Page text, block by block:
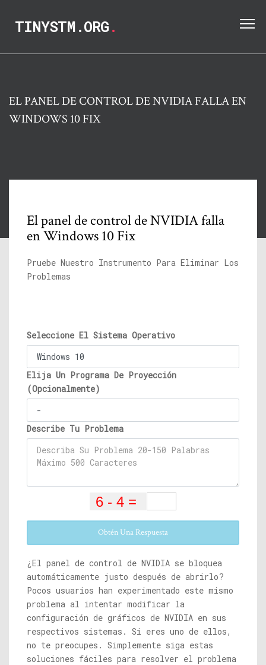
TINYSTM.ORG.
EL PANEL DE CONTROL DE NVIDIA FALLA EN
WINDOWS 10 FIX
El panel de control de NVIDIA falla
en Windows 10 Fix
Pruebe Nuestro Instrumento Para Eliminar Los
Problemas
Seleccione El Sistema Operativo
Elija Un Programa De Proyección
(Opcionalmente)
Describe Tu Problema
Obtén Una Respuesta
¿El panel de control de NVIDIA se bloquea
automáticamente justo después de abrirlo?
Pocos usuarios han experimentado este mismo
problema al intentar modificar la
configuración de gráficos de NVIDIA en sus
respectivos sistemas. Si eres uno de ellos,
no te preocupes. Simplemente siga estas
soluciones fáciles para resolver el problema